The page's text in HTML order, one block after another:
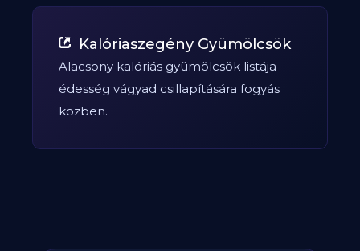
Kalóriaszegény Gyümölcsök
Alacsony kalóriás gyümölcsök listája
édesség vágyad csillapítására fogyás
közben.